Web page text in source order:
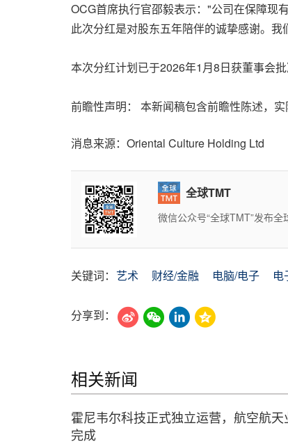
OCG首席执行官邵毅表示："公司在保障现
此次分红是对股东五年陪伴的诚挚感谢。
本次分红计划已于2026年1月8日获董事会
前瞻性声明： 本新闻稿包含前瞻性陈述，
消息来源：Oriental Culture Holding Ltd
全球TMT
微信公众号“全球TMT”发布
关键词： 艺术 财经/金融 电脑/电子 电
分享到：
相关新闻
霍尼韦尔科技正式独立运营，航空航
完成